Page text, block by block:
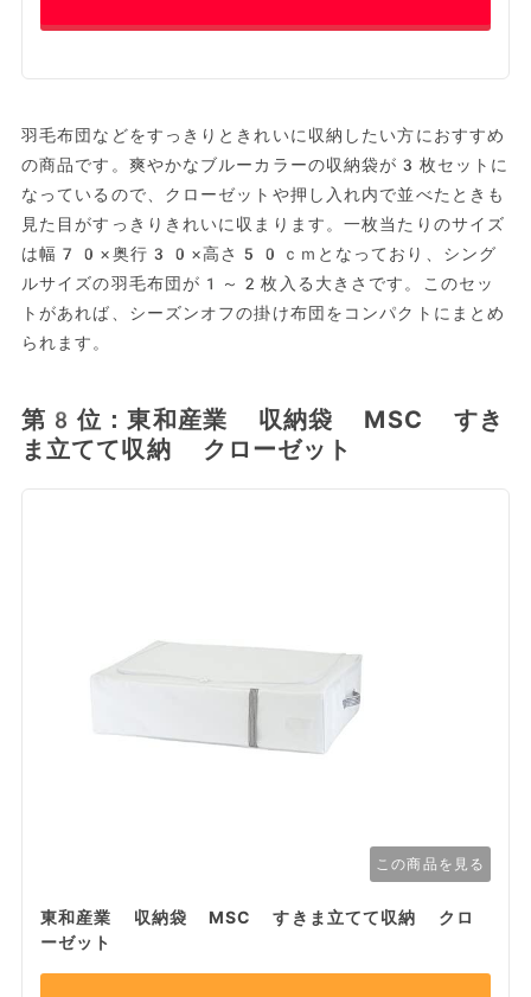
羽毛布団などをすっきりときれいに収納したい方におすすめ
の商品です。爽やかなブルーカラーの収納袋が3枚セットに
なっているので、クローゼットや押し入れ内で並べたときも
見た目がすっきりきれいに収まります。一枚当たりのサイズ
は幅70×奥行30×高さ50ｃｍとなっており、シング
ルサイズの羽毛布団が1～2枚入る大きさです。このセッ
トがあれば、シーズンオフの掛け布団をコンパクトにまとめ
られます。
第8位：東和産業 収納袋 MSC すき
ま立てて収納 クローゼット
この商品を見る
東和産業 収納袋 MSC すきま立てて収納 クロ
ーゼット